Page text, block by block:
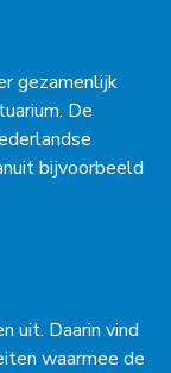
gezamenlijk
De
bijvoorbeeld
uit. Daarin vind
waarmee de